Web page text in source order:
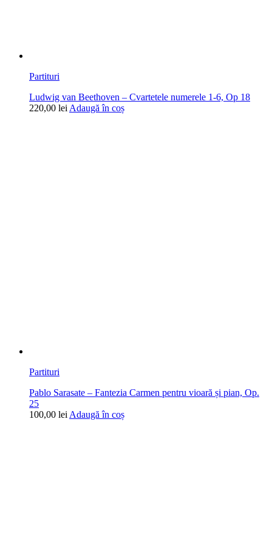
Partituri
Ludwig van Beethoven – Cvartetele numerele 1-6, Op 18
220,00 lei Adaugă în coș
Partituri
Pablo Sarasate – Fantezia Carmen pentru vioară și pian, Op.
25
100,00 lei Adaugă în coș